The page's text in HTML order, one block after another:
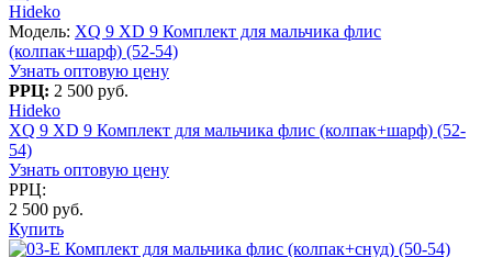
Hideko
Модель: XQ 9 XD 9 Комплект для мальчика флис
(колпак+шарф) (52-54)
Узнать оптовую цену
РРЦ: 2 500 руб.
Hideko
XQ 9 XD 9 Комплект для мальчика флис (колпак+шарф) (52-
54)
Узнать оптовую цену
РРЦ:
2 500 руб.
Купить